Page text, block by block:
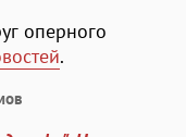
оперного
.